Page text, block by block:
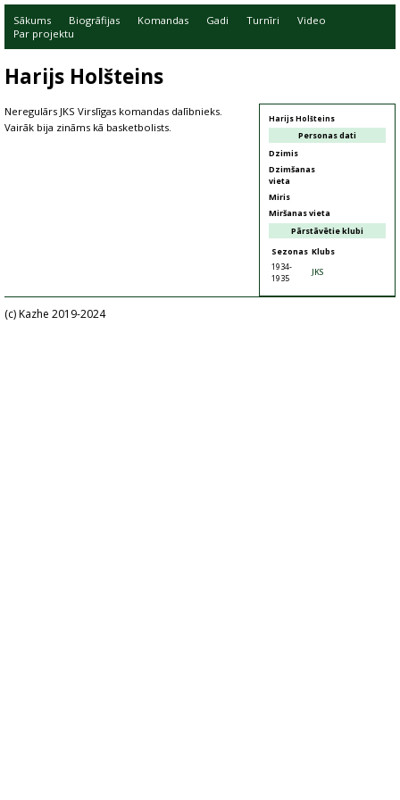
Sākums Biogrāfijas Komandas Gadi Turnīri
Video
Par projektu
Harijs Holšteins
Harijs Holšteins
Personas dati
Dzimis
Dzimšanas
vieta
Miris
Miršanas vieta
Pārstāvētie klubi
Sezonas Klubs
1934-
1935
JKS
Neregulārs JKS Virslīgas komandas dalībnieks.
Vairāk bija zināms kā basketbolists.
(c) Kazhe 2019-2024